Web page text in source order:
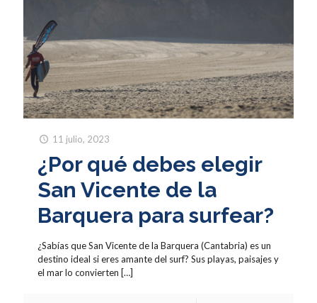
11 julio, 2023
¿Por qué debes elegir
San Vicente de la
Barquera para surfear?
¿Sabías que San Vicente de la Barquera (Cantabria) es un
destino ideal si eres amante del surf? Sus playas, paisajes y
el mar lo convierten […]